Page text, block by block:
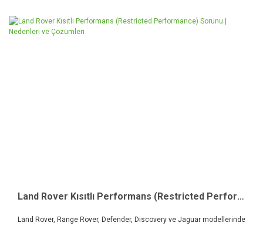
Land Rover Kısıtlı Performans (Restricted Performance) Sorunu | Nedenleri ve Çözümleri
Land Rover, Range Rover, Defender, Discovery ve Jaguar modellerinde